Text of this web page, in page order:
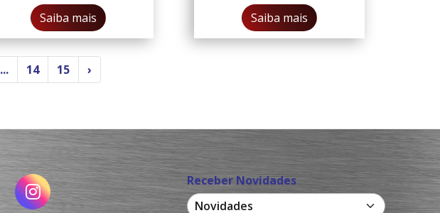
Saiba mais Saiba mais
... 14 15 ›
Receber Novidades